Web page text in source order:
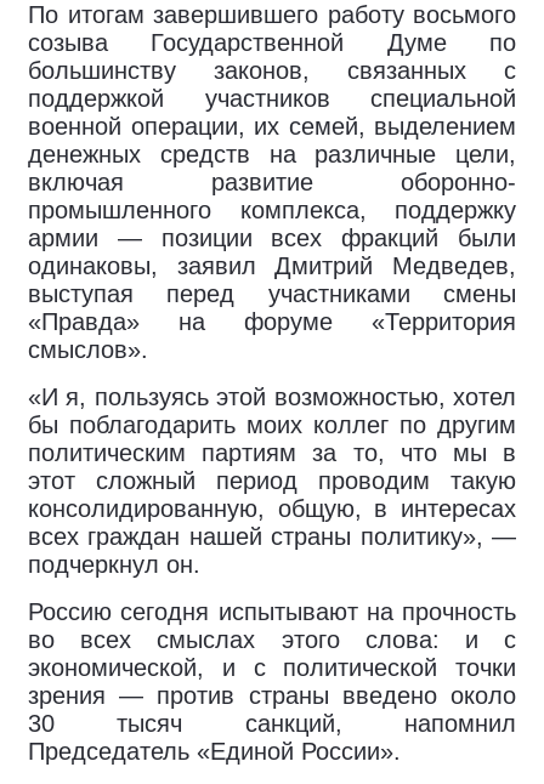
По итогам завершившего работу восьмого
созыва Государственной Думе по
большинству законов, связанных с
поддержкой участников специальной
военной операции, их семей, выделением
денежных средств на различные цели,
включая развитие оборонно-
промышленного комплекса, поддержку
армии — позиции всех фракций были
одинаковы, заявил Дмитрий Медведев,
выступая перед участниками смены
«Правда» на форуме «Территория
смыслов».
«И я, пользуясь этой возможностью, хотел
бы поблагодарить моих коллег по другим
политическим партиям за то, что мы в
этот сложный период проводим такую
консолидированную, общую, в интересах
всех граждан нашей страны политику», —
подчеркнул он.
Россию сегодня испытывают на прочность
во всех смыслах этого слова: и с
экономической, и с политической точки
зрения — против страны введено около
30 тысяч санкций, напомнил
Председатель «Единой России».